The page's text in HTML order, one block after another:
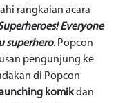
rangkaian acara
Everyone
superhero. Popcon
pengunjung ke
di Popcon
komikdan